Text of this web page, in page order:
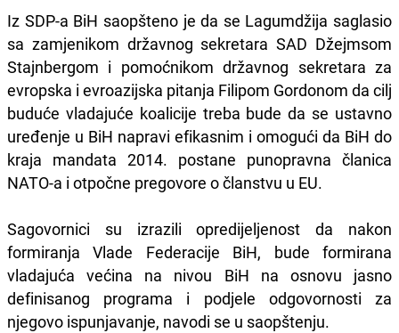
Iz SDP-a BiH saopšteno je da se Lagumdžija saglasio
sa zamjenikom državnog sekretara SAD Džejmsom
Stajnbergom i pomoćnikom državnog sekretara za
evropska i evroazijska pitanja Filipom Gordonom da cilj
buduće vladajuće koalicije treba bude da se ustavno
uređenje u BiH napravi efikasnim i omogući da BiH do
kraja mandata 2014. postane punopravna članica
NATO-a i otpočne pregovore o članstvu u EU.
Sagovornici su izrazili opredijeljenost da nakon
formiranja Vlade Federacije BiH, bude formirana
vladajuća većina na nivou BiH na osnovu jasno
definisanog programa i podjele odgovornosti za
njegovo ispunjavanje, navodi se u saopštenju.